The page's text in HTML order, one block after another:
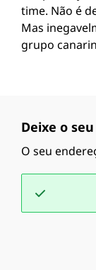
time. Não é
Mas
grupo
Deixe o
O seu